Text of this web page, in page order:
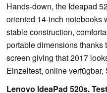
Hands-down, the Ideapad
oriented 14-inch notebooks
stable construction,
portable dimensions thanks
screen giving that 2017
Einzeltest, online
Lenovo IdeaPad 520s.